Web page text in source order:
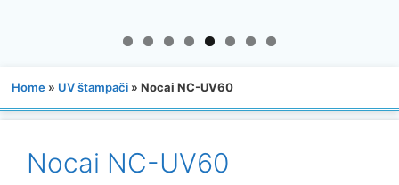
Home » UV štampači » Nocai NC-UV60
Nocai NC-UV60